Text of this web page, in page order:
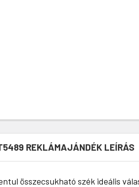
REKLÁMAJÁNDÉK LEÍRÁS
összecsukható szék ideális